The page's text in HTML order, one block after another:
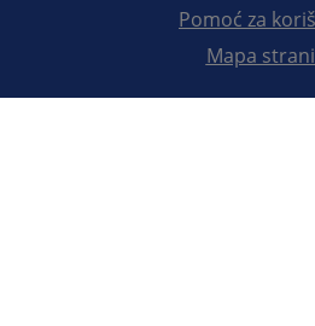
Pomoć za
Mapa